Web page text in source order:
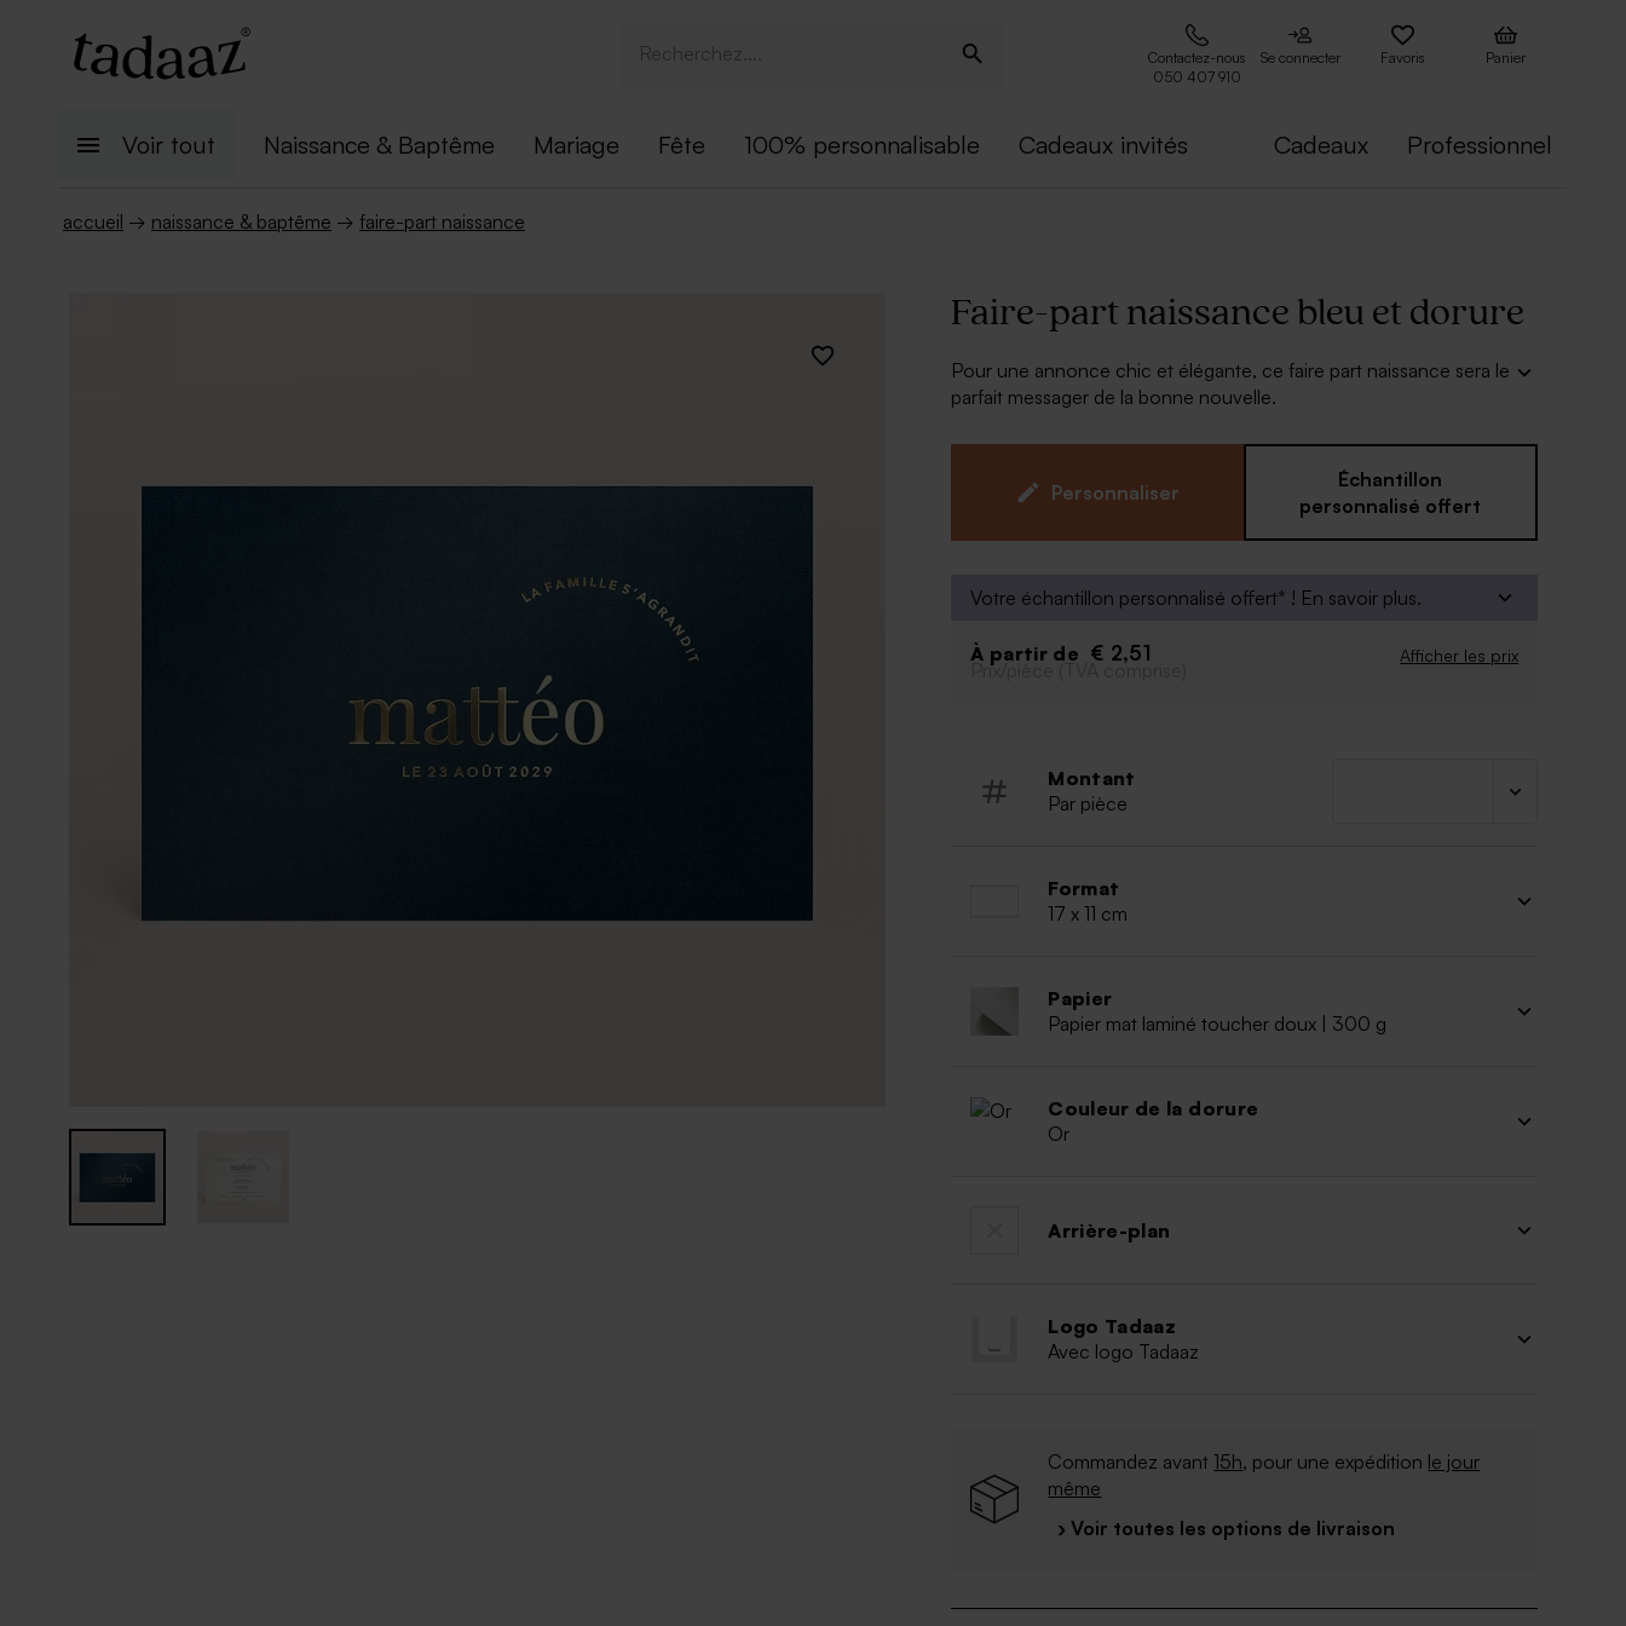
Contactez-nous
050 407 910
Se connecter Favoris Panier
Voir tout Naissance & Baptême Mariage Fête 100% personnalisable Cadeaux invités Cadeaux Professionnel
accueil → naissance & baptême → faire-part naissance
Faire-part naissance bleu et dorure
Pour une annonce chic et élégante, ce faire part naissance sera le
parfait messager de la bonne nouvelle.
Informations essentielles du faire part : Prénom de l'enfant,
date de la naissance, texte du faire-part.
Possibilité d'ajouter le symbole de votre choix grâce à notre
standard au verso
Format :11*17 cm
Personnaliser
Échantillon
personnalisé offert
Votre échantillon personnalisé offert* ! En savoir plus.
À partir de € 2,51 Afficher les prix
Prix/pièce (TVA comprise)
Montant
Par pièce
Format
17 x 11 cm
Papier
Papier mat laminé toucher doux | 300 g
Couleur de la dorure
Or
Arrière-plan
Logo Tadaaz
Avec logo Tadaaz
Commandez avant15h, pour une expédition le jour
même
› Voir toutes les options de livraison